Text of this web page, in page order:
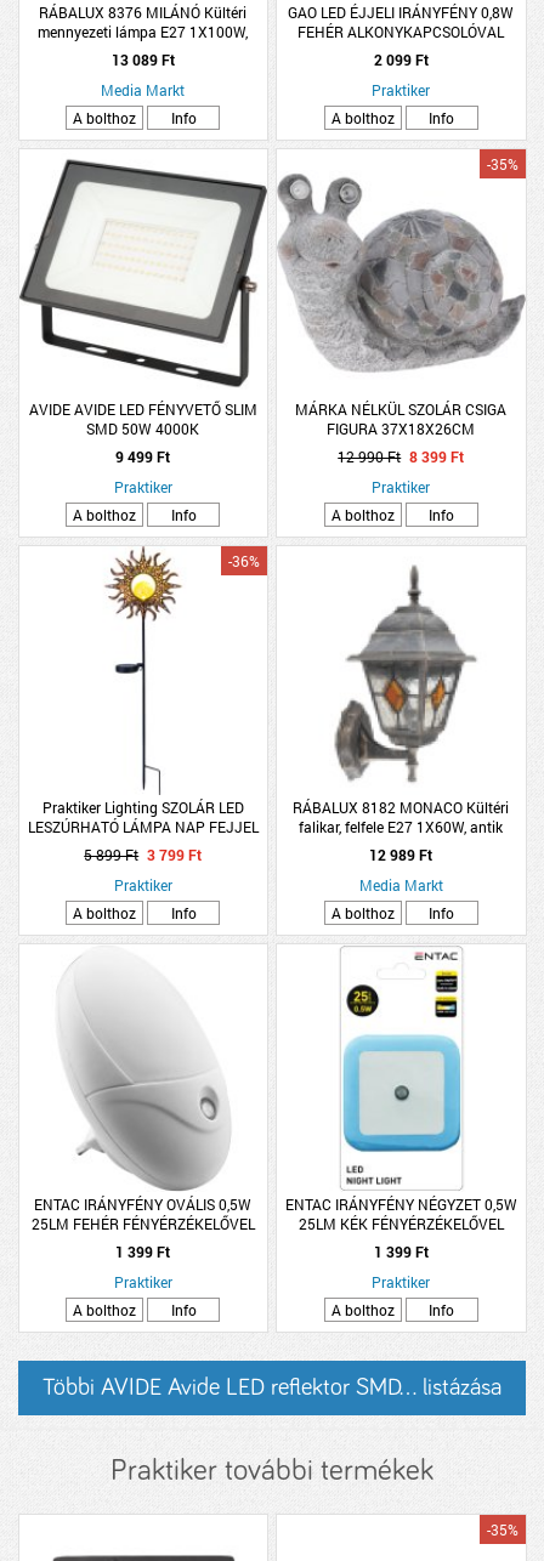
RÁBALUX 8376 MILÁNÓ Kültéri
mennyezeti lámpa E27 1X100W,
antik arany, IP43
13 089 Ft
Media Markt
A bolthoz
Info
GAO LED ÉJJELI IRÁNYFÉNY 0,8W
FEHÉR ALKONYKAPCSOLÓVAL
2 099 Ft
Praktiker
A bolthoz
Info
AVIDE AVIDE LED FÉNYVETŐ SLIM
SMD 50W 4000K
GYORSCSATLAKOZÓ NW
9 499 Ft
Praktiker
A bolthoz
Info
MÁRKA NÉLKÜL SZOLÁR CSIGA
FIGURA 37X18X26CM
-35%
12 990 Ft 8 399 Ft
Praktiker
A bolthoz
Info
Praktiker Lighting SZOLÁR LED
LESZÚRHATÓ LÁMPA NAP FEJJEL
1XLED 81,5CM
-36%
5 899 Ft 3 799 Ft
Praktiker
A bolthoz
Info
RÁBALUX 8182 MONACO Kültéri
falikar, felfele E27 1X60W, antik
arany, IP43
12 989 Ft
Media Markt
A bolthoz
Info
ENTAC IRÁNYFÉNY OVÁLIS 0,5W
25LM FEHÉR FÉNYÉRZÉKELŐVEL
1 399 Ft
Praktiker
A bolthoz
Info
ENTAC IRÁNYFÉNY NÉGYZET 0,5W
25LM KÉK FÉNYÉRZÉKELŐVEL
1 399 Ft
Praktiker
A bolthoz
Info
Többi AVIDE Avide LED reflektor SMD... listázása
Praktiker további termékek
-35%